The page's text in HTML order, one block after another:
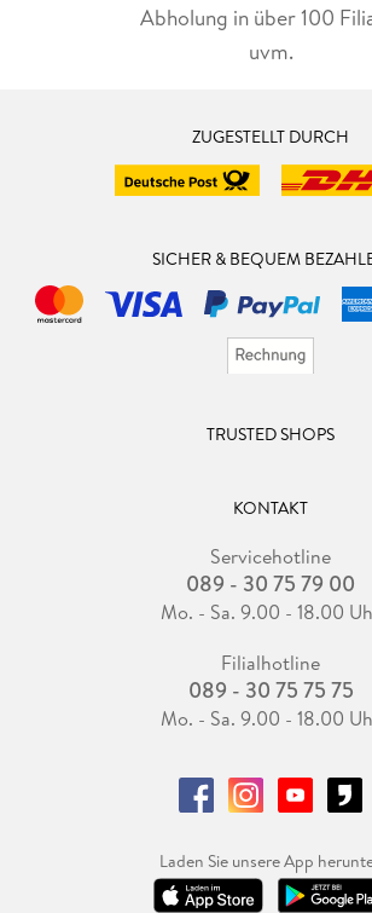
Abholung in über 100
uvm.
ZUGESTELLT DURCH
SICHER & BEQUEM
TRUSTED SHOPS
KONTAKT
Servicehotline
089 - 30 75 79 00
Mo. - Sa. 9.00 - 18.00
Filialhotline
089 - 30 75 75 75
Mo. - Sa. 9.00 - 18.00
Laden Sie unsere App